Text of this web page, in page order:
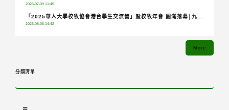
2026-07-09 11:45
「2025華人大學校牧協會港台學生交流營」暨校牧年會 圓滿落幕│九校
2025-08-06 14:42
More
分類清單